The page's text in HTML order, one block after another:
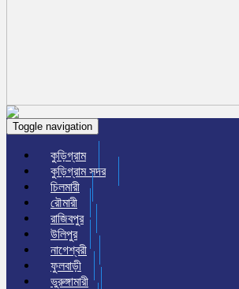
Toggle navigation
কুড়িগ্রাম
কুড়িগ্রাম সদর
চিলমারী
রৌমারী
রাজিবপুর
উলিপুর
নাগেশ্বরী
ফুলবাড়ী
ভুরুঙ্গামারী